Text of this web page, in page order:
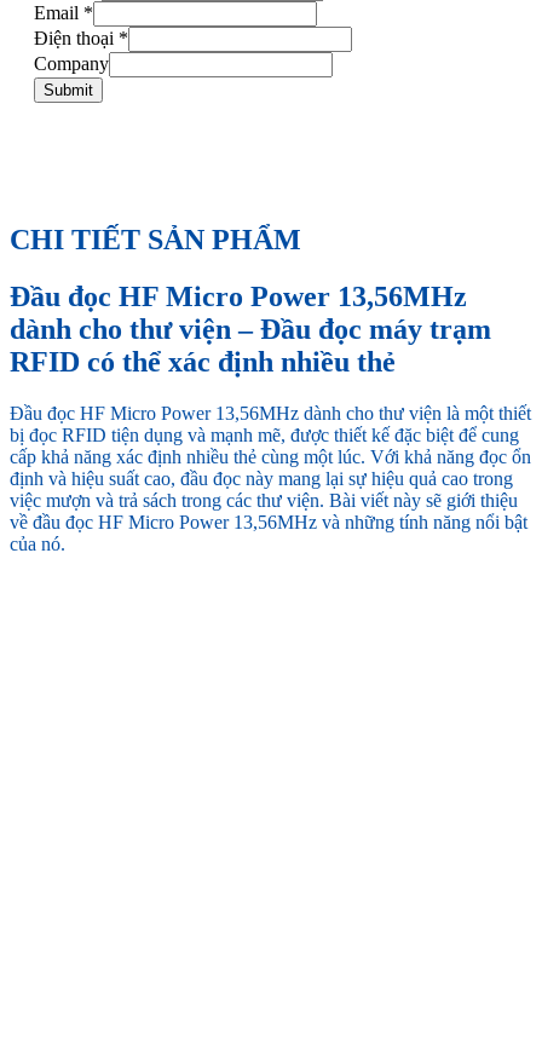
Email *
Điện thoại *
Company
Submit
CHI TIẾT SẢN PHẨM
Đầu đọc HF Micro Power 13,56MHz
dành cho thư viện – Đầu đọc máy trạm
RFID có thể xác định nhiều thẻ
Đầu đọc HF Micro Power 13,56MHz dành cho thư viện là một thiết
bị đọc RFID tiện dụng và mạnh mẽ, được thiết kế đặc biệt để cung
cấp khả năng xác định nhiều thẻ cùng một lúc. Với khả năng đọc ổn
định và hiệu suất cao, đầu đọc này mang lại sự hiệu quả cao trong
việc mượn và trả sách trong các thư viện. Bài viết này sẽ giới thiệu
về đầu đọc HF Micro Power 13,56MHz và những tính năng nổi bật
của nó.